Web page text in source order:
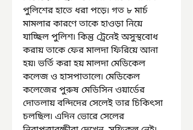
পুলিশের হাতে ধরা পড়ে৷ গত ৮ মার্চ
মামলার কারণে তাকে হাওড়া নিয়ে
যাচ্ছিল পুলিশ৷ কিন্তু ট্রেনেই অসুস্থবোধ
করায় তাকে ফের মালদা ফিরিয়ে আনা
হয়৷ ভর্তি করা হয় মালদা মেডিকেল
কলেজ ও হাসপাতালে৷ মেডিকেল
কলেজের পুরুষ মেডিসিন ওয়ার্ডের
দোতলায় বন্দিদের সেলেই তার চিকিৎসা
চলছিল৷ এদিন ভোরে সেলের